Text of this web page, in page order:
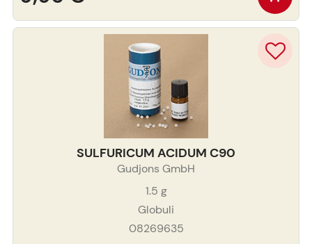
SULFURICUM ACIDUM C90
Gudjons GmbH
1.5 g
Globuli
08269635